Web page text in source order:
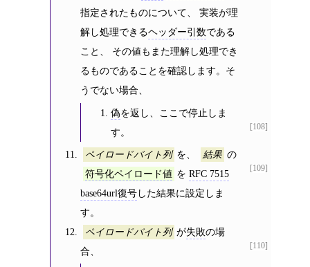
指定されたものについて、 実装が理
解し処理できるヘッダー引数である
こと、 その値もまた理解し処理でき
るものであることを確認します。そ
うでない場合、
[108]
偽を返し、ここで停止しま
す。
[109]
ペイロードバイト列 を、 結果 の
符号化ペイロード値 を RFC 7515
base64url復号した結果に設定しま
す。
[110]
ペイロードバイト列 が失敗の場
合、